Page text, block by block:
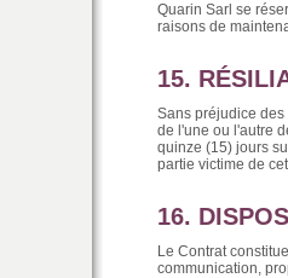
Quarin Sarl se
raisons de
15.
Sans préjudice
de l'une ou l'autre
quinze (15) jours
partie victime de
16.
Le Contrat
communication,